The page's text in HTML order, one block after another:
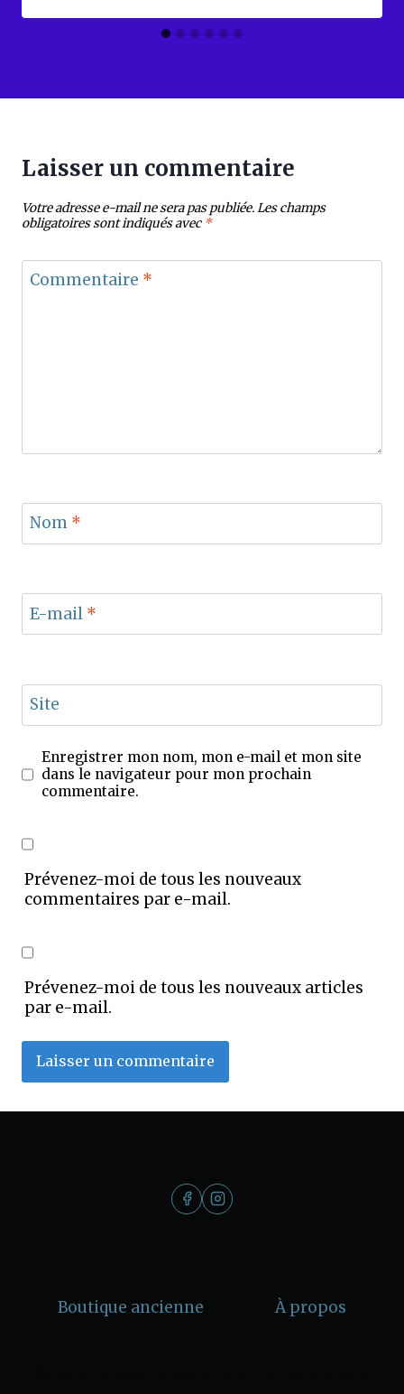
Laisser un commentaire
Votre adresse e-mail ne sera pas publiée.Les champs
obligatoires sont indiqués avec *
Commentaire *
Nom *
E-mail *
Site
Enregistrer mon nom, mon e-mail et mon site
dans le navigateur pour mon prochain
commentaire.
Prévenez-moi de tous les nouveaux
commentaires par e-mail.
Prévenez-moi de tous les nouveaux articles
par e-mail.
Boutique ancienne À propos